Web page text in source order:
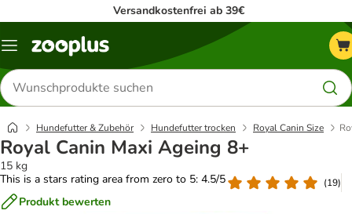
Versandkostenfrei ab 39€
Menü
Produkte
suchen
Hundefutter & Zubehör Hundefutter trocken Royal Canin Size
Royal Canin Maxi Ageing 8+
15 kg
This is a stars rating area from zero to 5: 4.5/5
(19)
Produkt bewerten